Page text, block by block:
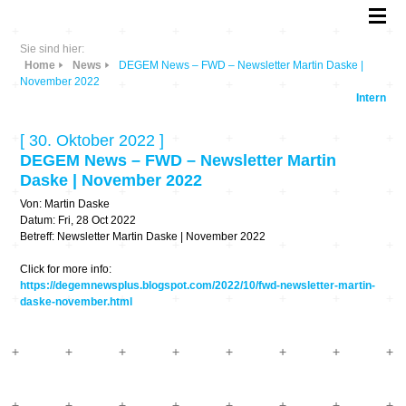
Sie sind hier:
Home
News
DEGEM News – FWD – Newsletter Martin Daske |
November 2022
Intern
[ 30. Oktober 2022 ]
DEGEM News – FWD – Newsletter Martin
Daske | November 2022
Von: Martin Daske
Datum: Fri, 28 Oct 2022
Betreff: Newsletter Martin Daske | November 2022
Click for more info:
https://degemnewsplus.blogspot.com/2022/10/fwd-newsletter-martin-
daske-november.html